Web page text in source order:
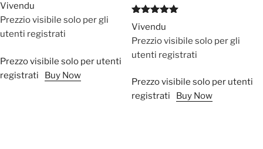
Vivendu
Prezzio visibile solo per gli
utenti registrati
Prezzo visibile solo per utenti
registrati
Buy Now
Valutato
5.00su 5
Vivendu
Prezzio visibile solo per gli
utenti registrati
Prezzo visibile solo per utenti
registrati
Buy Now